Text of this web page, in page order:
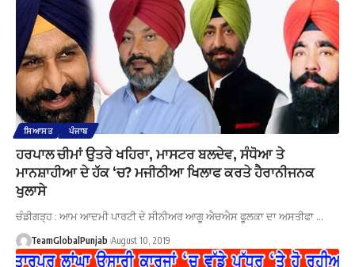
ਸਿਆਸਤ ਪੰਜਾਬ
ਹਰਪਾਲ ਚੀਮਾਂ ਉਤਰੇ ਖਹਿਰਾ, ਮਾਸਟਰ ਬਲਦੇਵ, ਸੰਧੋਆ ਤੇ
ਮਾਨਸ਼ਾਹੀਆ ਦੇ ਹੱਕ ‘ਚ? ਮਜੀਠੀਆ ਖਿਲਾਫ ਕਰਤੇ ਹੈਰਾਨੀਜਨਕ
ਖੁਲਾਸੇ
ਚੰਡੀਗੜ੍ਹ : ਆਮ ਆਦਮੀ ਪਾਰਟੀ ਦੇ ਸੀਨੀਅਰ ਆਗੂ ਐਚਐਸ ਫੂਲਕਾ ਦਾ ਅਸਤੀਫਾ …
TeamGlobalPunjab August 10, 2019